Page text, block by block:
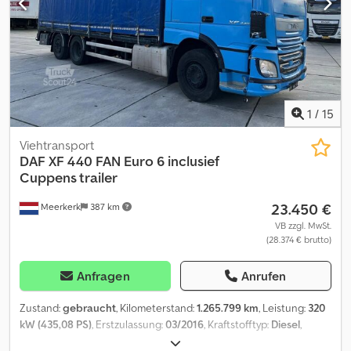
11.2026 * SP: 05.2027 -----Cuppers LVA 09-16 AL 3-Stock
Viehanhänger ( 12324 ) * Hubach * Hydr. Laderampe Crsdpfezq
Nwqox Akief * Liftachse * BPW Achsen * Trenngitter * Tränke * 3x
18.40 = 55.20 m² * Leergewicht: 8.040 kg * HU: 11.2026 * SP: 05.2027
-----Interne Fahrzeugnummer: 12323 + 12324 Irrtümer &
Zwischenverkauf vorbehalten.
1 / 15
Meerkerk 387 km
Viehtransport
DAF XF 440 FAN Euro 6 inclusief
Cuppens trailer
23.450 €
VB zzgl. MwSt.
(28.374 € brutto)
Anfragen Anrufen
Zustand:gebraucht, Kilometerstand:1.265.799 km, Leistung: 320
kW (435,08 PS), Erstzulassung:03/2016, Kraftstofftyp: Diesel,
Diesel